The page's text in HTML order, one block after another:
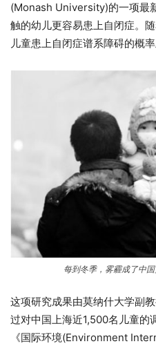
(Monash University)的一项最
触的幼儿更容易患上自闭症。
儿童患上自闭症谱系障碍的概率
每到冬季，雾霾成了中
这项研究成果由莫纳什大学副
过对中国上海近1,500名儿童的
《国际环境(Environment